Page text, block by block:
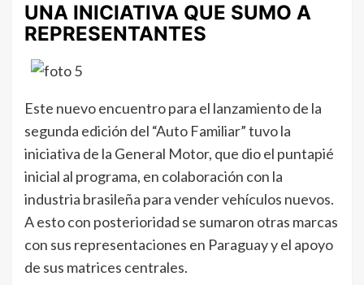
UNA INICIATIVA QUE SUMO A
REPRESENTANTES
Este nuevo encuentro para el lanzamiento de la
segunda edición del “Auto Familiar” tuvo la
iniciativa de la General Motor, que dio el puntapié
inicial al programa, en colaboración con la
industria brasileña para vender vehículos nuevos.
A esto con posterioridad se sumaron otras marcas
con sus representaciones en Paraguay y el apoyo
de sus matrices centrales.